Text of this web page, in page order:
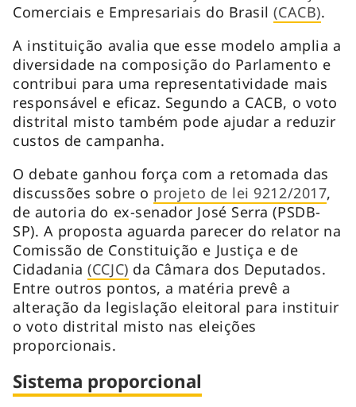
Comerciais e Empresariais do Brasil(CACB).
A instituição avalia que esse modelo amplia a
diversidade na composição do Parlamento e
contribui para uma representatividade mais
responsável e eficaz. Segundo a CACB, o voto
distrital misto também pode ajudar a reduzir
custos de campanha.
O debate ganhou força com a retomada das
discussões sobre o projeto de lei 9212/2017,
de autoria do ex-senador José Serra (PSDB-
SP). A proposta aguarda parecer do relator na
Comissão de Constituição e Justiça e de
Cidadania(CCJC) da Câmara dos Deputados.
Entre outros pontos, a matéria prevê a
alteração da legislação eleitoral para instituir
o voto distrital misto nas eleições
proporcionais.
Sistema proporcional